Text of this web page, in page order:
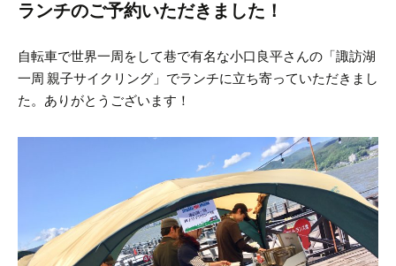
ランチのご予約いただきました！
自転車で世界一周をして巷で有名な小口良平さんの「諏訪湖
一周 親子サイクリング」でランチに立ち寄っていただきまし
た。ありがとうございます！